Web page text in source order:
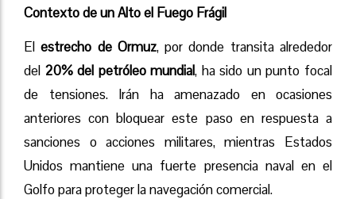
Contexto de un Alto el Fuego Frágil
Elestrecho de Ormuz, por donde transita alrededor
del 20% del petróleo mundial, ha sido un punto focal
de tensiones. Irán ha amenazado en ocasiones
anteriores con bloquear este paso en respuesta a
sanciones o acciones militares, mientras Estados
Unidos mantiene una fuerte presencia naval en el
Golfo para proteger la navegación comercial.